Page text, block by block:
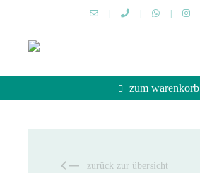
zum warenkorb
zurück zur übersicht